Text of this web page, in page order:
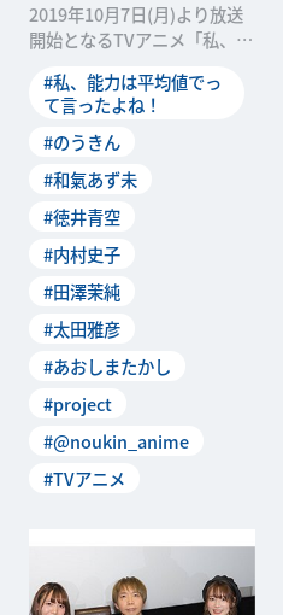
2019年10月7日(月)より放送
開始となるTVアニメ「私、能
ね！」。現代で
#私、能力は平均値でっ
て言ったよね！
#のうきん
#和氣あず未
#徳井青空
#内村史子
#田澤茉純
#太田雅彦
#あおしまたかし
#project
#@noukin_anime
#TVアニメ